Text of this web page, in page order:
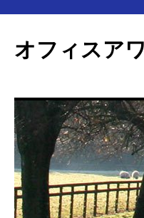
オフィスア